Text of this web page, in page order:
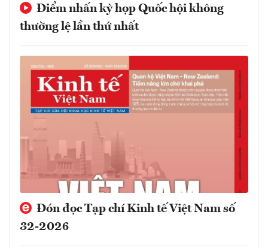
Điểm nhấn kỳ họp Quốc hội không
thường lệ lần thứ nhất
Đón đọc Tạp chí Kinh tế Việt Nam số
32-2026